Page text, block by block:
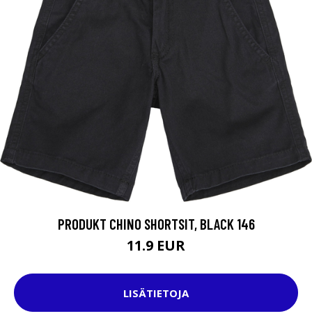
PRODUKT CHINO SHORTSIT, BLACK 146
11.9 EUR
LISÄTIETOJA